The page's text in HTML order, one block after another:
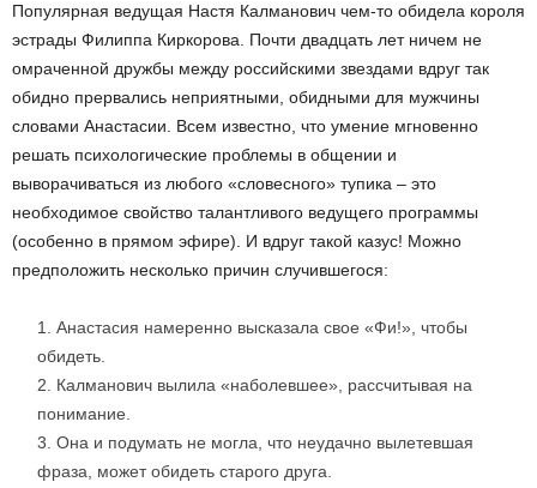
Популярная ведущая Настя Калманович чем-то обидела короля
эстрады Филиппа Киркорова. Почти двадцать лет ничем не
омраченной дружбы между российскими звездами вдруг так
обидно прервались неприятными, обидными для мужчины
словами Анастасии. Всем известно, что умение мгновенно
решать психологические проблемы в общении и
выворачиваться из любого «словесного» тупика – это
необходимое свойство талантливого ведущего программы
(особенно в прямом эфире). И вдруг такой казус! Можно
предположить несколько причин случившегося:
Анастасия намеренно высказала свое «Фи!», чтобы
обидеть.
Калманович вылила «наболевшее», рассчитывая на
понимание.
Она и подумать не могла, что неудачно вылетевшая
фраза, может обидеть старого друга.